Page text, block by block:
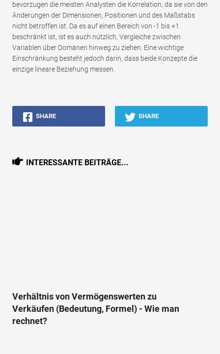
bevorzugen die meisten Analysten die Korrelation, da sie von den
Änderungen der Dimensionen, Positionen und des Maßstabs
nicht betroffen ist. Da es auf einen Bereich von -1 bis +1
beschränkt ist, ist es auch nützlich, Vergleiche zwischen
Variablen über Domänen hinweg zu ziehen. Eine wichtige
Einschränkung besteht jedoch darin, dass beide Konzepte die
einzige lineare Beziehung messen.
SHARE SHARE
INTERESSANTE BEITRÄGE...
Verhältnis von Vermögenswerten zu
Verkäufen (Bedeutung, Formel) - Wie man
rechnet?